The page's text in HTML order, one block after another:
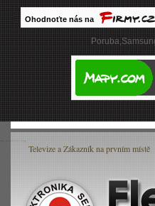
Televize a Zákazník na prvním místě